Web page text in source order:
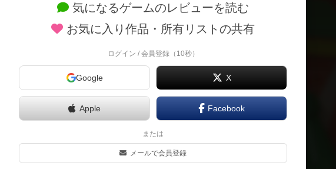
気になるゲームのレビューを読む
お気に入り作品・所有リストの共有
ログイン / 会員登録（10秒）
Google X
Apple Facebook
または
メールで会員登録
ボードゲームを検索する
ボードゲームの新着レビュー
メカニクス特集
ボドとも・会員一覧
ボードゲーム業界コラム
ボドゲーマご利用案内
新作・再入荷情報
定番ボードゲームの通販商品
国産ボードゲームの通販商品
子供向けボードゲームの通販商品
20分以下のボードゲームの通販商品
60分以上のボードゲームの通販商品
割引購入！ボドクーポンについて
クラウドファンディング ボドファン